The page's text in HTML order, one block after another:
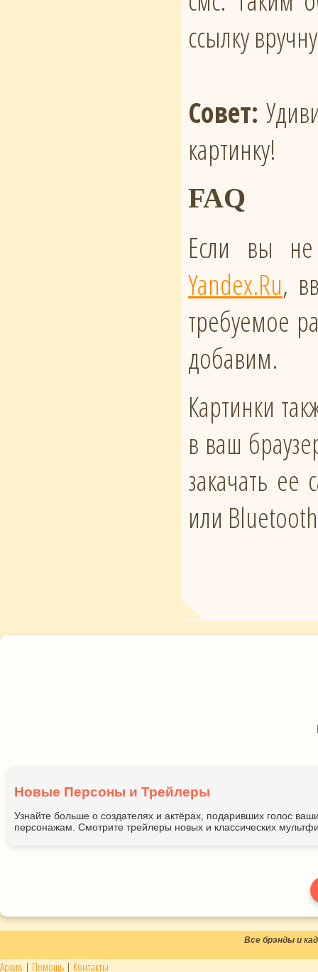
ссылку
Совет:
картинку!
FAQ
Если вы не
Yandex.Ru,
требуемое
добавим.
Картинки
в ваш
закачать
или
Новые Персоны и Трейлеры
Узнайте больше о создателях и актёрах, подаривших голос
персонажам. Смотрите трейлеры новых и классических
Все брэнды и
Архив | Помощь | Контакты